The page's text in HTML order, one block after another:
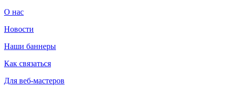
О нас
Новости
Наши баннеры
Как связаться
Для веб-мастеров